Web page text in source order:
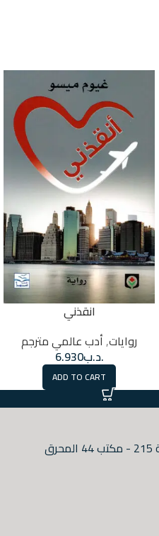
انقذني
روايات,أدب عالمي مترجم
.د.ب6.930
ADD TO CART